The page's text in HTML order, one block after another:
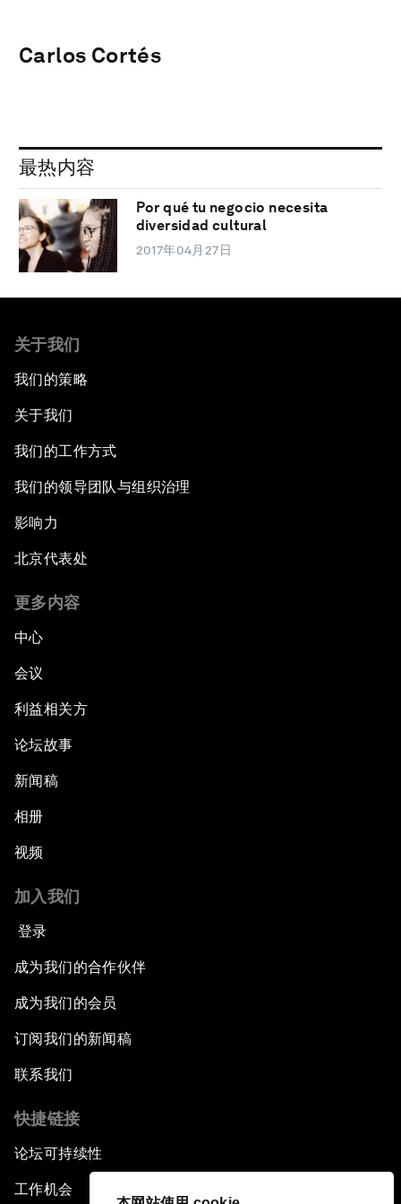
Carlos Cortés
最热内容
Por qué tu negocio necesita
diversidad cultural
2017年04月27日
关于我们
我们的策略
关于我们
我们的工作方式
我们的领导团队与组织治理
影响力
北京代表处
更多内容
中心
会议
利益相关方
论坛故事
新闻稿
相册
视频
加入我们
登录
成为我们的合作伙伴
成为我们的会员
订阅我们的新闻稿
联系我们
快捷链接
论坛可持续性
工作机会